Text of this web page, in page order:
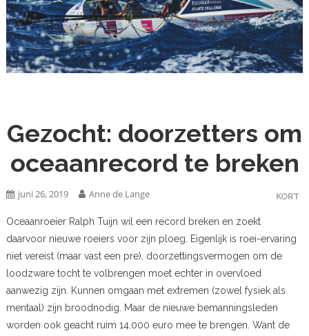
Gezocht: doorzetters om
oceaanrecord te breken
KORT
juni 26, 2019 Anne de Lange
Oceaanroeier Ralph Tuijn wil een record breken en zoekt
daarvoor nieuwe roeiers voor zijn ploeg. Eigenlijk is roei-ervaring
niet vereist (maar vast een pre), doorzettingsvermogen om de
loodzware tocht te volbrengen moet echter in overvloed
aanwezig zijn. Kunnen omgaan met extremen (zowel fysiek als
mentaal) zijn broodnodig. Maar de nieuwe bemanningsleden
worden ook geacht ruim 14.000 euro mee te brengen. Want de